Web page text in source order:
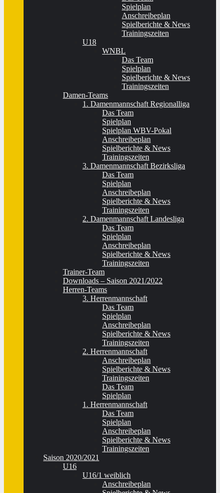
Spielplan
Anschreibeplan
Spielberichte & News
Trainingszeiten
U18
WNBL
Das Team
Spielplan
Spielberichte & News
Trainingszeiten
Damen-Teams
1. Damenmannschaft Regionalliga
Das Team
Spielplan
Spielplan WBV-Pokal
Anschreibeplan
Spielberichte & News
Trainingszeiten
3. Damenmannschaft Bezirksliga
Das Team
Spielplan
Anschreibeplan
Spielberichte & News
Trainingszeiten
2. Damenmannschaft Landesliga
Das Team
Spielplan
Anschreibeplan
Spielberichte & News
Trainingszeiten
Trainer-Team
Downloads – Saison 2021/2022
Herren-Teams
3. Herrenmannschaft
Das Team
Spielplan
Anschreibeplan
Spielberichte & News
Trainingszeiten
2. Herrenmannschaft
Anschreibeplan
Spielberichte & News
Trainingszeiten
Das Team
Spielplan
1. Herrenmannschaft
Das Team
Spielplan
Anschreibeplan
Spielberichte & News
Trainingszeiten
Saison 2020/2021
U16
U16/1 weiblich
Anschreibeplan